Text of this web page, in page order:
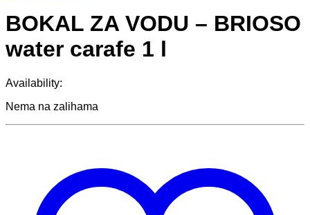
BOKAL ZA VODU – BRIOSO
water carafe 1 l
Availability:
Nema na zalihama